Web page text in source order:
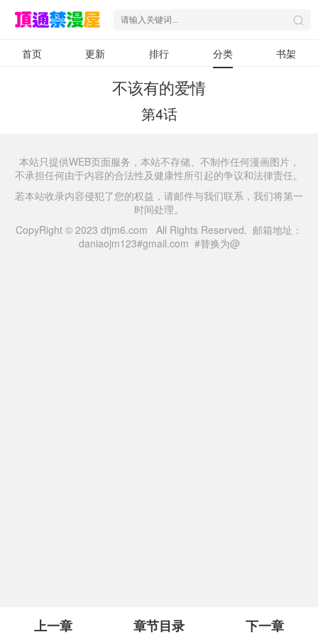
首页 更新 排行 分类 书架
不该有的爱情
第4话
上一章 章节目录 下一章
本站只提供WEB页面服务，本站不存储、不制作任何漫画图片，
不承担任何由于内容的合法性及健康性所引起的争议和法律责任。
若本站收录内容侵犯了您的权益，请邮件与我们联系，我们将第一
时间处理。
CopyRight © 2023 dtjm6.com All Rights Reserved. 邮箱地址：
daniaojm123#gmail.com #替换为@